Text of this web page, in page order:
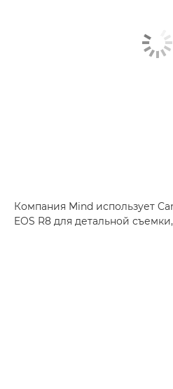
Компания Mind использует
EOS R8 для детальной